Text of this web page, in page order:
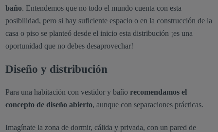
baño. Entendemos que no todo el mundo cuenta con esta
posibilidad, pero si hay suficiente espacio o en la construcción de la
casa o piso se planteó desde el inicio esta distribución ¡es una
oportunidad que no debes desaprovechar!
Diseño y distribución
Para una habitación con vestidor y baño recomendamos el
concepto de diseño abierto, aunque con separaciones prácticas.
Imagínate la zona de dormir, cálida y privada, con un pared de